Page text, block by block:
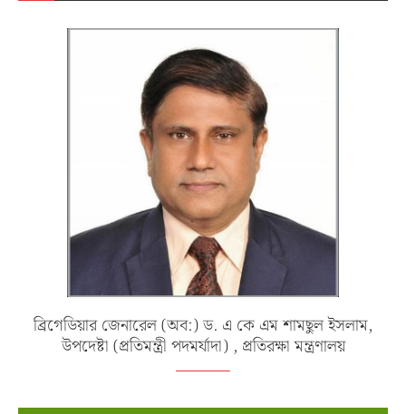
ব্রিগেডিয়ার জেনারেল (অব:) ড. এ কে এম শামছুল ইসলাম,
উপদেষ্টা (প্রতিমন্ত্রী পদমর্যাদা) , প্রতিরক্ষা মন্ত্রণালয়